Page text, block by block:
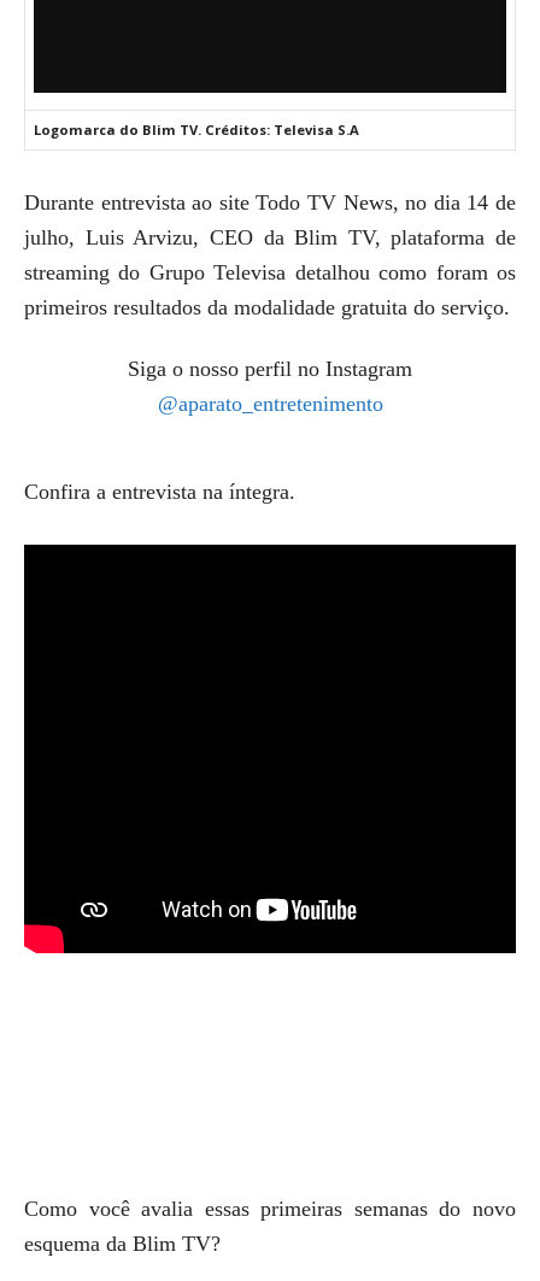
Logomarca do Blim TV. Créditos: Televisa S.A
Durante entrevista ao site Todo TV News, no dia 14 de
julho, Luis Arvizu, CEO da Blim TV, plataforma de
streaming do Grupo Televisa detalhou como foram os
primeiros resultados da modalidade gratuita do serviço.
Siga o nosso perfil no Instagram
@aparato_entretenimento
Confira a entrevista na íntegra.
Como você avalia essas primeiras semanas do novo
esquema da Blim TV?